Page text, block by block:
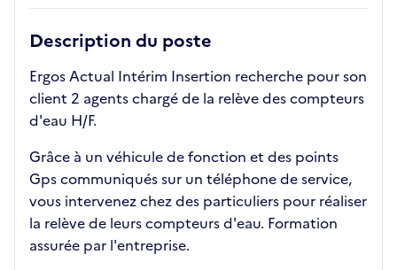
Description du poste
Ergos Actual Intérim Insertion recherche pour son
client 2 agents chargé de la relève des compteurs
d'eau H/F.
Grâce à un véhicule de fonction et des points
Gps communiqués sur un téléphone de service,
vous intervenez chez des particuliers pour réaliser
la relève de leurs compteurs d'eau. Formation
assurée par l'entreprise.